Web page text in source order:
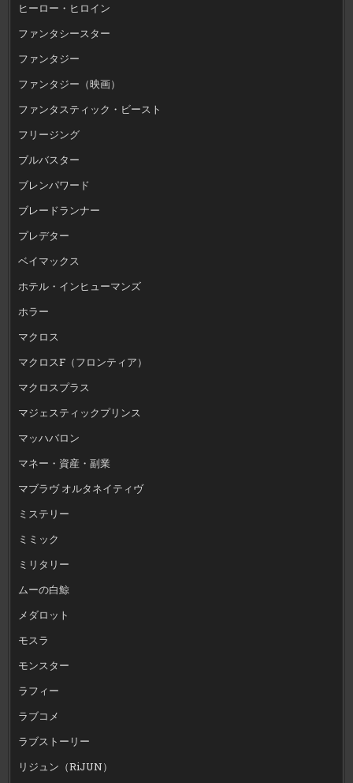
ヒーロー・ヒロイン
ファンタシースター
ファンタジー
ファンタジー（映画）
ファンタスティック・ビースト
フリージング
ブルバスター
ブレンパワード
ブレードランナー
プレデター
ベイマックス
ホテル・インヒューマンズ
ホラー
マクロス
マクロスF（フロンティア）
マクロスプラス
マジェスティックプリンス
マッハバロン
マネー・資産・副業
マブラヴ オルタネイティヴ
ミステリー
ミミック
ミリタリー
ムーの白鯨
メダロット
モスラ
モンスター
ラフィー
ラブコメ
ラブストーリー
リジュン（RiJUN）